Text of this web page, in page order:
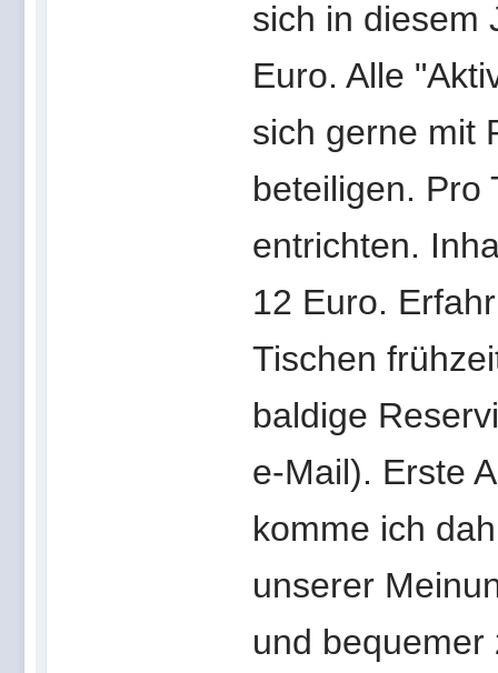
sich in diesem
Euro. Alle
sich gerne mit
beteiligen. Pro
entrichten.
12 Euro.
Tischen
baldige
e-Mail). Erste
komme ich
unserer
und